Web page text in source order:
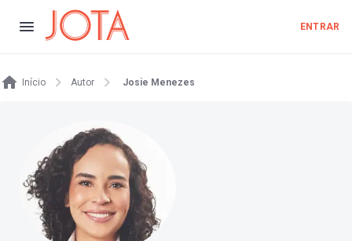
ENTRAR
Início Autor Josie Menezes